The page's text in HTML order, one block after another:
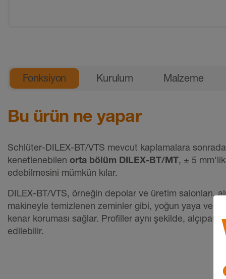
Genel ürün bilgileri
Fonksiyon
Bu ürün ne yapar
Schlüter-DILEX-BT/VTS mevcut kaplamalara
kenetlenebilen orta bölüm DILEX-BT/MT, ± 5
edebilmesini mümkün kılar.
DILEX-BT/VTS, örneğin depolar ve üretim salonları,
makineyle temizlenen zeminler gibi, yoğun yaya ve
kenar koruması sağlar. Profiller aynı şekilde,
edilebilir.
Kurulum Malzeme